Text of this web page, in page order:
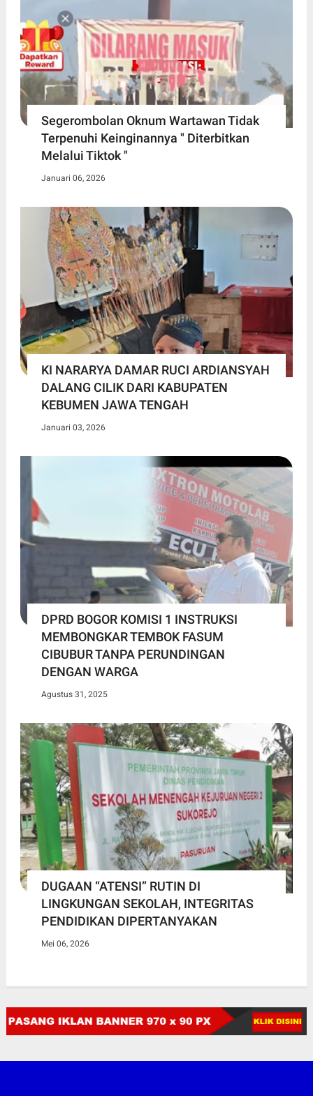
Segerombolan Oknum Wartawan Tidak
Terpenuhi Keinginannya " Diterbitkan
Melalui Tiktok "
Januari 06, 2026
KI NARARYA DAMAR RUCI ARDIANSYAH
DALANG CILIK DARI KABUPATEN
KEBUMEN JAWA TENGAH
Januari 03, 2026
DPRD BOGOR KOMISI 1 INSTRUKSI
MEMBONGKAR TEMBOK FASUM
CIBUBUR TANPA PERUNDINGAN
DENGAN WARGA
Agustus 31, 2025
DUGAAN “ATENSI” RUTIN DI
LINGKUNGAN SEKOLAH, INTEGRITAS
PENDIDIKAN DIPERTANYAKAN
Mei 06, 2026